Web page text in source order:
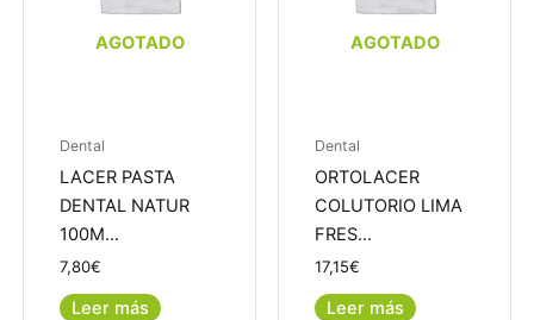
AGOTADO
Dental
LACER PASTA
DENTAL NATUR
100M…
7,80€
Leer más
AGOTADO
Dental
ORTOLACER
COLUTORIO LIMA
FRES…
17,15€
Leer más